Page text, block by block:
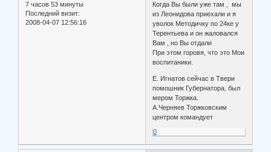
7 часов 53 минуты
Последний визит:
2008-04-07 12:56:16
Когда Вы были уже там , мы
из Леонидова приехали и я
уволок Методичку по 24ке у
Терентьева и он жаловался
Вам , но Вы отдали
При этом горовя, что это Мои
воспитаники.
Е. Игнатов сейчас в Твери
помошник Губернатора, был
мером Торжка.
А.Черняев Торжковским
центром командует
0